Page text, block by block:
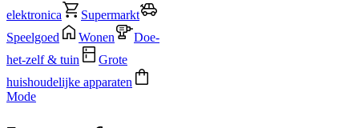
elektronica
Supermarkt
Speelgoed
Wonen
Doe-
het-zelf & tuin
Grote
huishoudelijke apparaten
Mode